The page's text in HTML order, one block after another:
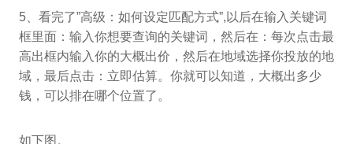
5、看完了”高级：如何设定匹配方式”,以后在输入关键词
框里面：输入你想要查询的关键词，然后在：每次点击最
高出框内输入你的大概出价，然后在地域选择你投放的地
域，最后点击：立即估算。你就可以知道，大概出多少
钱，可以排在哪个位置了。
如下图。